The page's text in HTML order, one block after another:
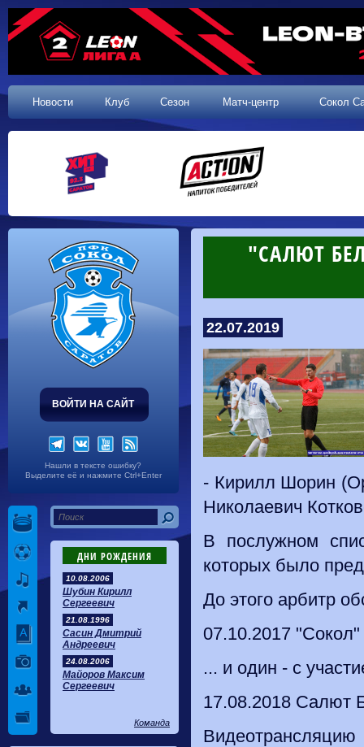
Новости Клуб Сезон Матч-центр Сокол
ВОЙТИ НА САЙТ
Нашли в тексте ошибку?
Выделите её и нажмите Ctrl+Enter
ДНИ РОЖДЕНИЯ
10.08.2006
Шубин Кирилл
Сергеевич
21.08.1996
Сасин Дмитрий
Андреевич
24.08.2006
Майоров Максим
Сергеевич
Команда
"САЛЮТ
22.07.2019
- Кирилл Шорин
Николаевич
В послужном
которых было
До этого арбитр
07.10.2017
... и один - с
17.08.2018 Салют